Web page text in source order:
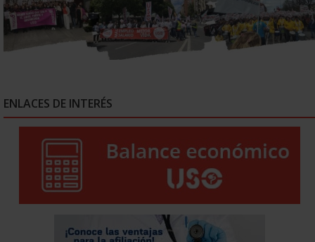
ENLACES DE INTERÉS